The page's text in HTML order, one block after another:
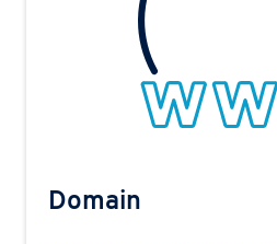
Domain